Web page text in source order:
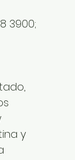
3900;
y